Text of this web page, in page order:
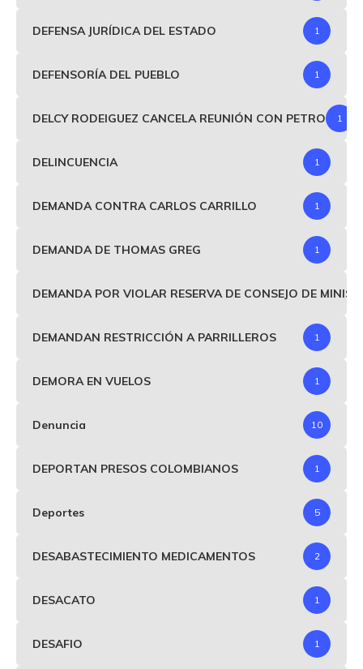
DEFENSA JURÍDICA DEL ESTADO 1
DEFENSORÍA DEL PUEBLO 1
DELCY RODEIGUEZ CANCELA REUNIÓN CON PETRO 1
DELINCUENCIA 1
DEMANDA CONTRA CARLOS CARRILLO 1
DEMANDA DE THOMAS GREG 1
DEMANDA POR VIOLAR RESERVA DE CONSEJO DE
DEMANDAN RESTRICCIÓN A PARRILLEROS 1
DEMORA EN VUELOS 1
Denuncia 10
DEPORTAN PRESOS COLOMBIANOS 1
Deportes 5
DESABASTECIMIENTO MEDICAMENTOS 2
DESACATO 1
DESAFIO 1